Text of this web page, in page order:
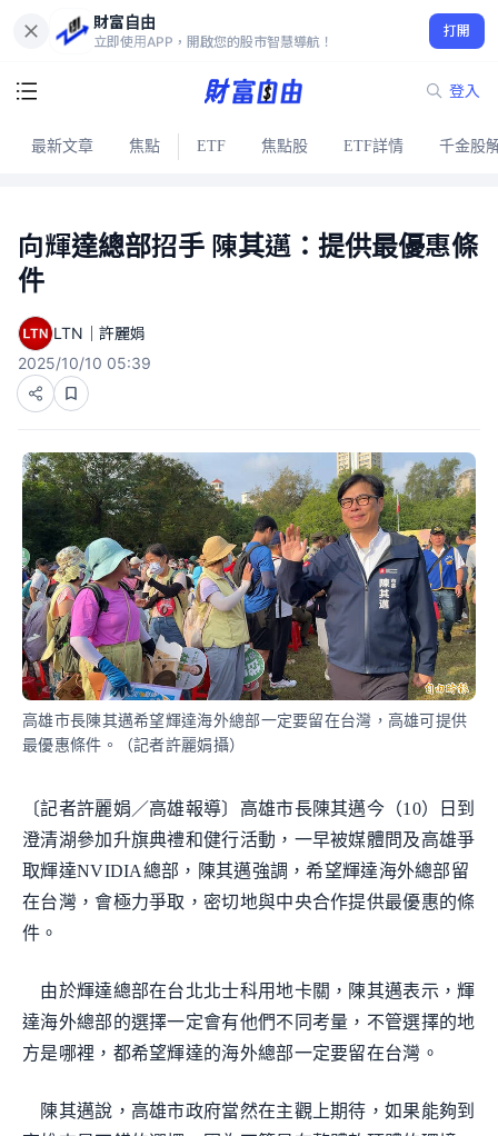
財富自由
立即使用APP，開啟您的股市智慧導航！
打開
登入
最新文章 焦點 ETF 焦點股 ETF詳情 千金股
向輝達總部招手 陳其邁：提供最優惠條
件
LTN｜許麗娟
2025/10/10 05:39
高雄市長陳其邁希望輝達海外總部一定要留在台灣，高雄可提供
最優惠條件。（記者許麗娟攝）
〔記者許麗娟／高雄報導〕高雄市長陳其邁今（10）日到
澄清湖參加升旗典禮和健行活動，一早被媒體問及高雄爭
取輝達NVIDIA總部，陳其邁強調，希望輝達海外總部留
在台灣，會極力爭取，密切地與中央合作提供最優惠的條
件。
由於輝達總部在台北北士科用地卡關，陳其邁表示，輝
達海外總部的選擇一定會有他們不同考量，不管選擇的地
方是哪裡，都希望輝達的海外總部一定要留在台灣。
陳其邁說，高雄市政府當然在主觀上期待，如果能夠到